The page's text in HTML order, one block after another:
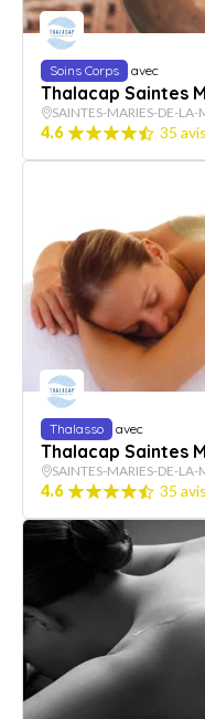
Soins Corps avec
Thalacap Saintes
SAINTES-MARIES-DE-LA-
4.6 35 avis
Thalasso avec
Thalacap Saintes
SAINTES-MARIES-DE-LA-
4.6 35 avis